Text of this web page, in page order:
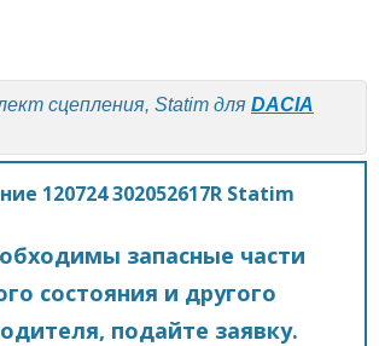
сцепления, Statim для DACIA
120724 302052617R Statim
запасные части
состояния и другого
подайте заявку.